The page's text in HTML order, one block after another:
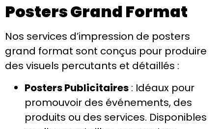
Posters Grand Format
Nos services d’impression de posters
grand format sont conçus pour produire
des visuels percutants et détaillés :
Posters Publicitaires : Idéaux pour
promouvoir des événements, des
produits ou des services. Disponibles